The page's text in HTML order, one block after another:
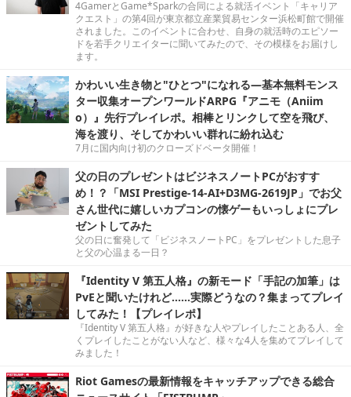
4GamerとGame*Sparkの合同による就活イベント「キャリア
クエスト」の第4回が東京都立産業貿易センター浜松町館で開催
されました。このイベントに合わせ、自身の就活時のエピソー
ドを若手クリエイターに聞いてみたので、その模様をお届けし
ます。
かわいい生き物と"ひとつ"になれる―基本無料モンス
ター収集オープンワールドARPG『アニモ（Aniim
o）』先行プレイレポ。相棒とリンクして空を飛び、
海を渡り、そしてかわいい群れに紛れ込む
7月に国内向け初のクローズドベータ開催！
父の日のプレゼントはビジネスノートPCがおすす
め！？「MSI Prestige-14-AI+D3MG-2619JP」でお父
さん世代に嬉しいカプコンの懐ゲーもいっしょにプレ
ゼントしてみた
父の日に奮発して「ビジネスノートPC」をプレゼントした息子
と父の心温まる一日？
『Identity V 第五人格』の新モード「手記の加筆」は
PvEと聞いたけれど……実際どうなの？集まってプレイ
してみた！【プレイレポ】
『Identity V 第五人格』が好きな人やプレイしたことある人、全
くプレイしたことがない人など、様々な4人を集めてプレイして
みました！
Riot Gamesの最新情報をキャッチアップできる総合